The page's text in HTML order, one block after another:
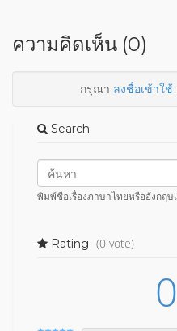
ความคิดเห็น (0)
กรุณา ลงชื่อเข้าใช้
Search
พิมพ์ชื่อเรื่องภาษาไทยหรืออังกฤษ
Rating (0 vote)